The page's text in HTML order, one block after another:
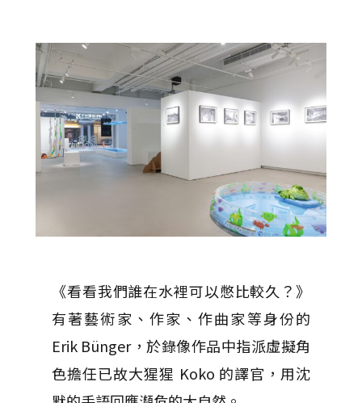
《看看我們誰在水裡可以憋比較久？》
有著藝術家、作家、作曲家等身份的
Erik Bünger，於錄像作品中指派虛擬角
色擔任已故大猩猩 Koko 的譯官，用沈